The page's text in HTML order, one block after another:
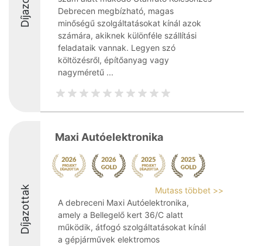
Debrecen megbízható, magas
minőségű szolgáltatásokat kínál azok
számára, akiknek különféle szállítási
feladataik vannak. Legyen szó
költözésről, építőanyag vagy
nagyméretű ...
Díjazottak
Maxi Autóelektronika
Mutass többet >>
A debreceni Maxi Autóelektronika,
amely a Bellegelő kert 36/C alatt
működik, átfogó szolgáltatásokat kínál
a gépjárművek elektromos